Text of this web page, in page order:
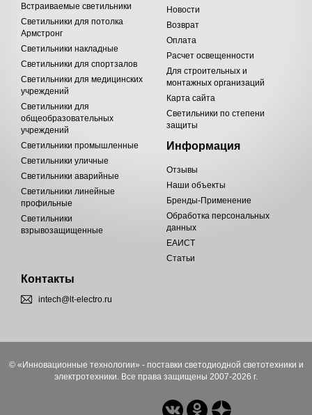
Встраиваемые светильники
Светильники для потолка
Армстронг
Светильники накладные
Светильники для спортзалов
Светильники для медицинских
учреждений
Светильники для
общеобразовательных
учреждений
Светильники промышленные
Светильники уличные
Светильники аварийные
Светильники линейные
профильные
Светильники
взрывозащищенные
Новости
Возврат
Оплата
Расчет освещенности
Для строительных и
монтажных организаций
Карта сайта
Светильники по степени
защиты
Информация
Отзывы
Наши объекты
Бренды-Применение
Обработка персональных
данных
ЕАИСТ
Статьи
Контакты
intech@lt-electro.ru
© «Инновационные технологии» - поставки светодиодной светотехники и
электротехники. Все права защищены 2007-2026 г.